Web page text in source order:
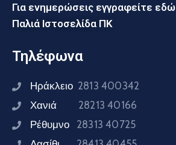
Για ενημερώσεις εγγραφείτε εδώ
Παλιά Ιστοσελίδα ΠΚ
Τηλέφωνα
Ηράκλειο 2813 400342
Χανιά 28213 40166
Ρέθυμνο 28313 40725